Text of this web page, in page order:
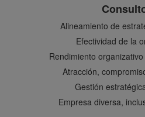
Alineamiento de
Efectividad de la
Rendimiento
Atracción,
Gestión
Empresa diversa,